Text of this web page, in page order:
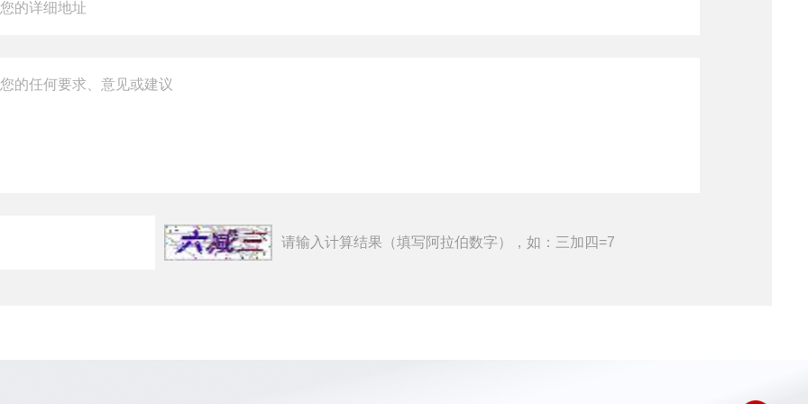
请输入计算结果（填写阿拉伯数字），如：三加四=7